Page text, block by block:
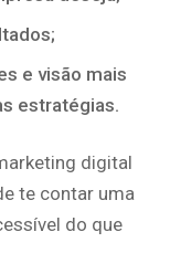
e visão mais
estratégias.
digital
te contar uma
do que